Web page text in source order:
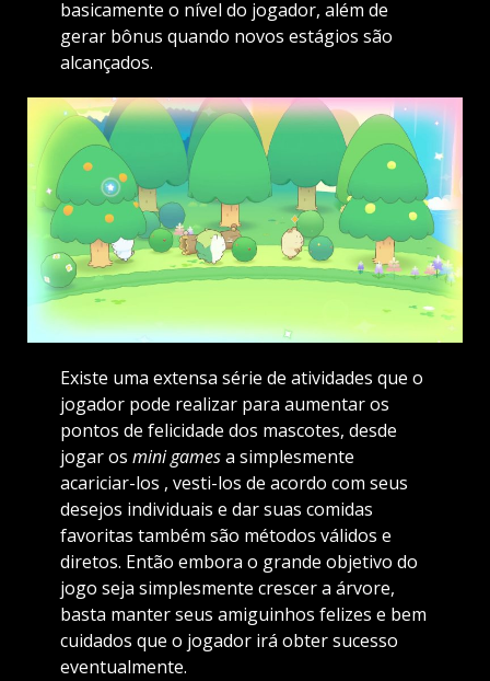
basicamente o nível do jogador, além de
gerar bônus quando novos estágios são
alcançados.
Existe uma extensa série de atividades que o
jogador pode realizar para aumentar os
pontos de felicidade dos mascotes, desde
jogar os mini gamesa simplesmente
acariciar-los , vesti-los de acordo com seus
desejos individuais e dar suas comidas
favoritas também são métodos válidos e
diretos. Então embora o grande objetivo do
jogo seja simplesmente crescer a árvore,
basta manter seus amiguinhos felizes e bem
cuidados que o jogador irá obter sucesso
eventualmente.